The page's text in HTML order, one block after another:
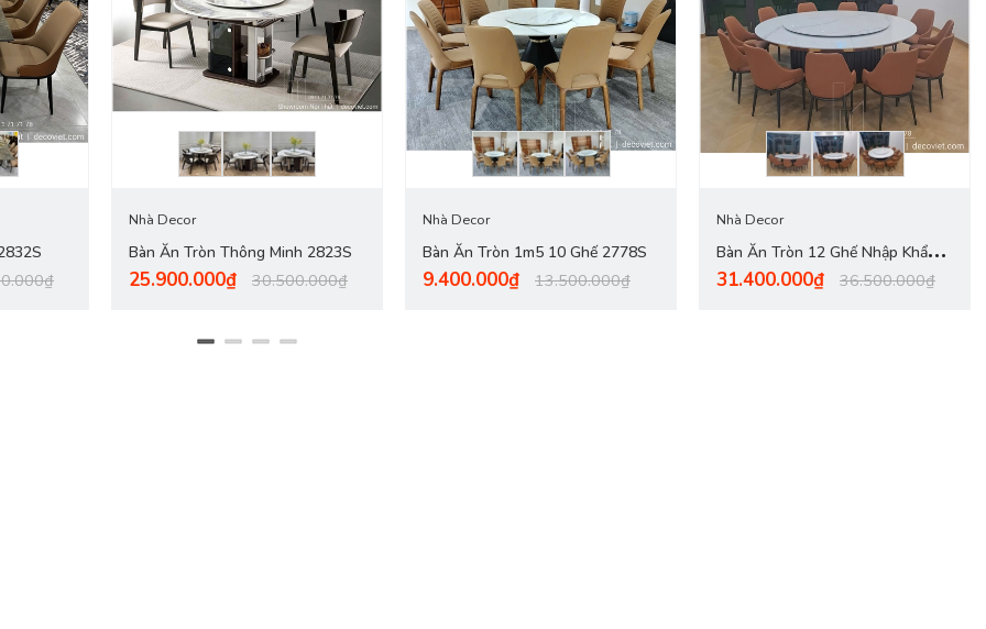
nội thành Bình Dương. - Các tỉnh khác tính phí giao Chành xe do đơn vị vận chuyển báo giá.
thức những bữa cơm ngon và cùng nhau chuyện trò. Bàn ghế ăn giá rẻkhông chỉ tạo nên không gian phòng bếp/ phòng ăn đầm
chọn lựa chất liệu và mẫu thiết kế. Ghé thăm
nội thất DecoVietbạn sẽ dễ dàng chọn lựa được cho mình bộ bàn ghế ăn cao cấp và
Nhà Decor
Bàn Ăn Tròn Thông Minh 2823S
25.900.000₫ 30.500.000₫
Nhà Decor
Bàn Ăn Tròn 1m5 10 Ghế 2778S
9.400.000₫ 13.500.000₫
Nhà Decor
Bàn Ăn Tròn 12 Ghế Nhập Khẩu
2785S
31.400.000₫ 36.500.000₫